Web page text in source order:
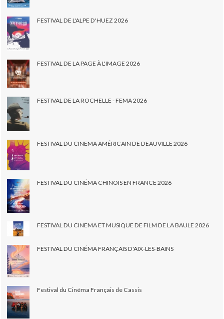
FESTIVAL DE L'ALPE D'HUEZ 2026
FESTIVAL DE LA PAGE À L'IMAGE 2026
FESTIVAL DE LA ROCHELLE - FEMA 2026
FESTIVAL DU CINEMA AMÉRICAIN DE DEAUVILLE 2026
FESTIVAL DU CINÉMA CHINOIS EN FRANCE 2026
FESTIVAL DU CINEMA ET MUSIQUE DE FILM DE LA BAULE 2026
FESTIVAL DU CINÉMA FRANÇAIS D'AIX-LES-BAINS
Festival du Cinéma Français de Cassis